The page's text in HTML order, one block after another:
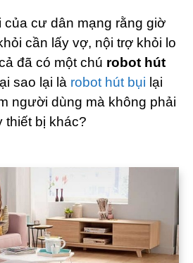
của cư dân mạng rằng giờ
cần lấy vợ, nội trợ khỏi lo
đã có một chú robot hút
sao lại là robot hút bụi lại
người dùng mà không phải
thiết bị khác?